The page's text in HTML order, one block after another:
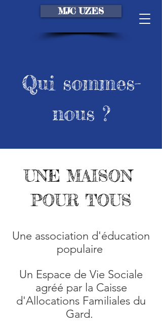
MJC UZES
Qui sommes-
nous ?
UNE MAISON
POUR TOUS
Une association d'éducation
populaire
Un Espace de Vie Sociale
agréé par la Caisse
d'Allocations Familiales du
Gard.